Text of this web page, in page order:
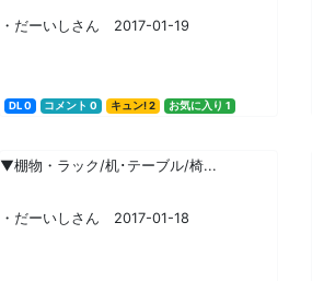
・だーいしさん 2017-01-19
DL 0 コメント 0 キュン! 2 お気に入り 1
▼棚物・ラック/机･テーブル/椅...
・だーいしさん 2017-01-18